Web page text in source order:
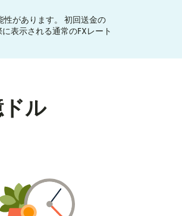
性があります。 初回送金の
表示される通常のFXレート
ル